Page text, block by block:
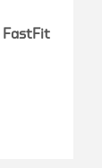
FastFit